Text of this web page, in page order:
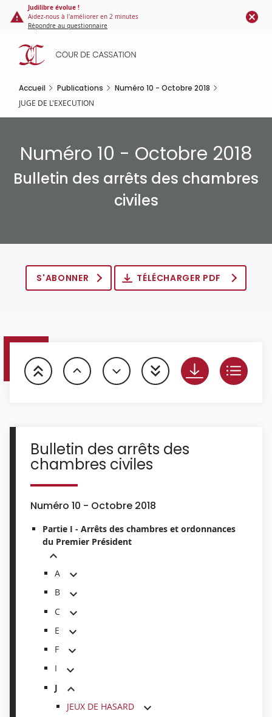
Panneau de gestion des cookies
contenu
principal
Judilibre évolue !
Aidez-nous à l'améliorer en 2 minutes
Répondre au questionnaire
Accueil Publications Numéro 10 - Octobre 2018
JUGE DE L'EXECUTION
Numéro 10 - Octobre 2018
Bulletin des arrêts des chambres
civiles
S'ABONNER TÉLÉCHARGER PDF
Bulletin des arrêts des
chambres civiles
Numéro 10 - Octobre 2018
Partie I - Arrêts des chambres et ordonnances
du Premier Président
A
B
C
E
F
I
J
JEUX DE HASARD